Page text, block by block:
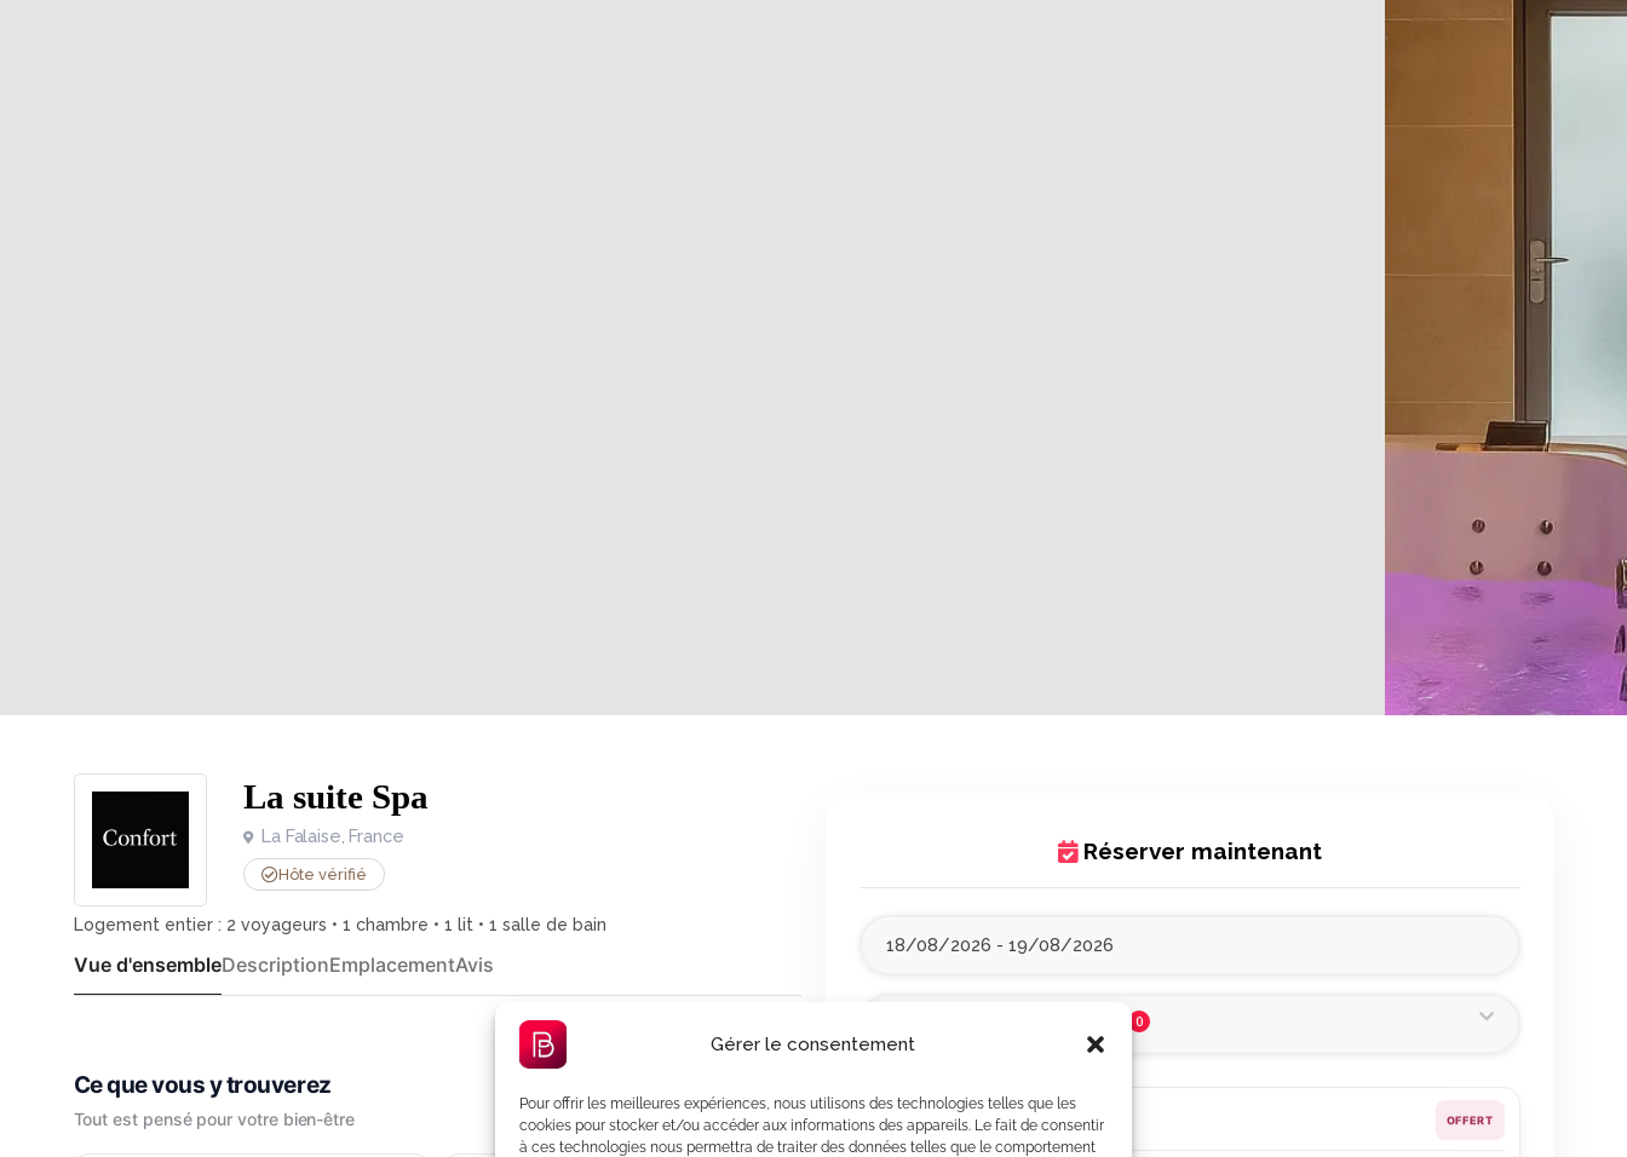
Gérer le consentement
Pour offrir les meilleures expériences, nous utilisons des technologies telles que les
cookies pour stocker et/ou accéder aux informations des appareils. Le fait de consentir
à ces technologies nous permettra de traiter des données telles que le comportement
Hôte vérifié
La suite Spa
La Falaise, France
Logement entier : 2 voyageurs • 1 chambre • 1 lit • 1 salle de bain
Vue d'ensembleDescriptionEmplacementAvis
Réserver maintenant
0
🎁Offert avec votre réservation OFFERT